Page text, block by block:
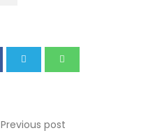
Previous post